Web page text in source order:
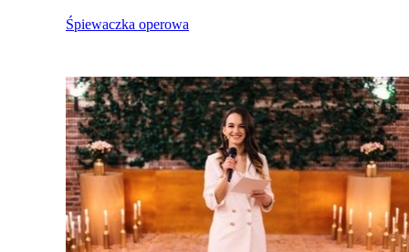
Śpiewaczka operowa